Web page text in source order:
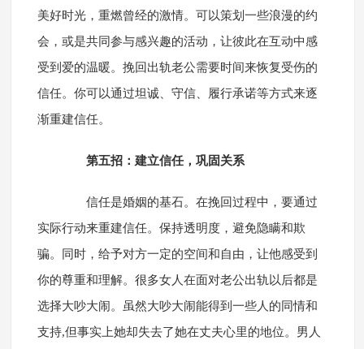
美好时光，重燃曾经的激情。可以策划一些浪漫的约
会，或是共同参与感兴趣的活动，让彼此在互动中感
受到爱的温暖。挽回出轨老公需要时间来恢复受伤的
信任。你可以通过坦诚、守信、履行承诺等方式来逐
渐重建信任。
第五招：建立信任，巩固关系
信任是婚姻的基石。在挽回过程中，要通过
实际行动来重建信任。保持透明度，避免隐瞒和欺
骗。同时，给予对方一定的空间和自由，让他感受到
你的尊重和理解。很多女人在面对老公出轨以后都是
选择大吵大闹。虽然大吵大闹能得到一些人的同情和
支持,但事实上她却失去了她在丈夫心里的地位。男人